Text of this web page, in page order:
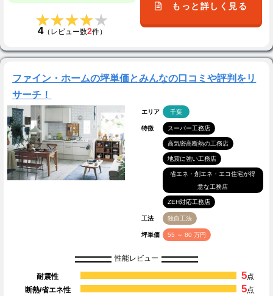
★★★★★
★★★★★
4（レビュー数2件）
もっと詳しく見る
ファイン・ホームの坪単価とみんなの口コミや評判をリ
サーチ！
エリア 千葉
特徴 スーパー工務店
高気密高断熱の工務店
地震に強い工務店
省エネ・創エネ・エコ住宅が得
意な工務店
ZEH対応工務店
工法 独自工法
坪単価 55 ～ 80 万円
性能レビュー
耐震性 5点
断熱/省エネ性
5点